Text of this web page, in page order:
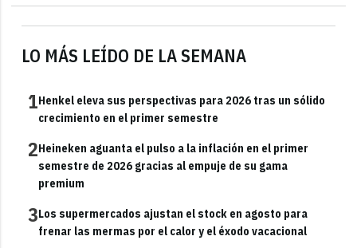
LO MÁS LEÍDO DE LA SEMANA
1Henkel eleva sus perspectivas para 2026 tras un sólido
crecimiento en el primer semestre
2Heineken aguanta el pulso a la inflación en el primer
semestre de 2026 gracias al empuje de su gama
premium
3Los supermercados ajustan el stock en agosto para
frenar las mermas por el calor y el éxodo vacacional